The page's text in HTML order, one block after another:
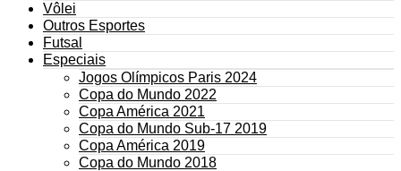
Vôlei
Outros Esportes
Futsal
Especiais
Jogos Olímpicos Paris 2024
Copa do Mundo 2022
Copa América 2021
Copa do Mundo Sub-17 2019
Copa América 2019
Copa do Mundo 2018